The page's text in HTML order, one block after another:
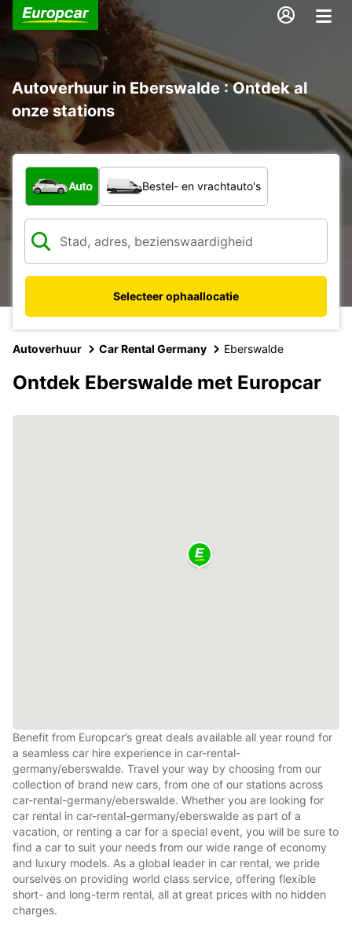
Autoverhuur in Eberswalde : Ontdek al
onze stations
Welk type voertuig?
Auto Bestel- en vrachtauto's
Selecteer ophaallocatie
Autoverhuur Car Rental Germany Eberswalde
Ontdek Eberswalde met Europcar
Benefit from Europcar’s great deals available all year round for
a seamless car hire experience in car-rental-
germany/eberswalde. Travel your way by choosing from our
collection of brand new cars, from one of our stations across
car-rental-germany/eberswalde. Whether you are looking for
car rental in car-rental-germany/eberswalde as part of a
vacation, or renting a car for a special event, you will be sure to
find a car to suit your needs from our wide range of economy
and luxury models. As a global leader in car rental, we pride
ourselves on providing world class service, offering flexible
short- and long-term rental, all at great prices with no hidden
charges.